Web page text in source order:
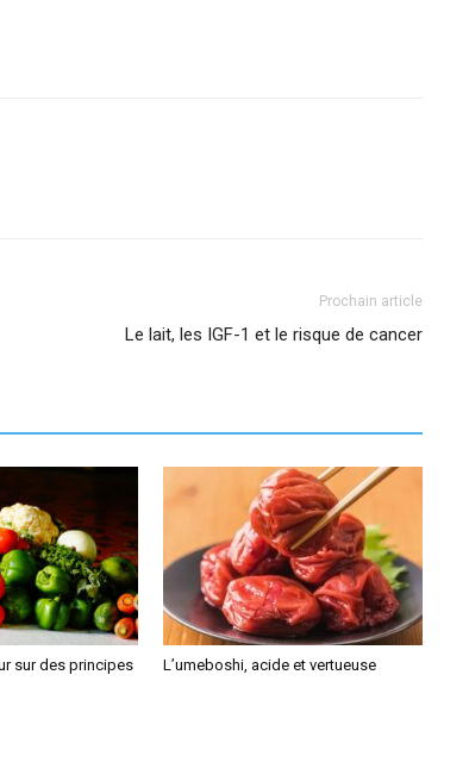
Prochain article
Le lait, les IGF-1 et le risque de cancer
sur des principes
L’umeboshi, acide et vertueuse